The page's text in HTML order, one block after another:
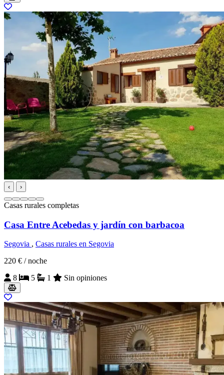
‹ ›
Casas rurales completas
Casa Entre Acebedas y jardín con barbacoa
Segovia , Casas rurales en Segovia
220 € / noche
8
5 1 Sin opiniones